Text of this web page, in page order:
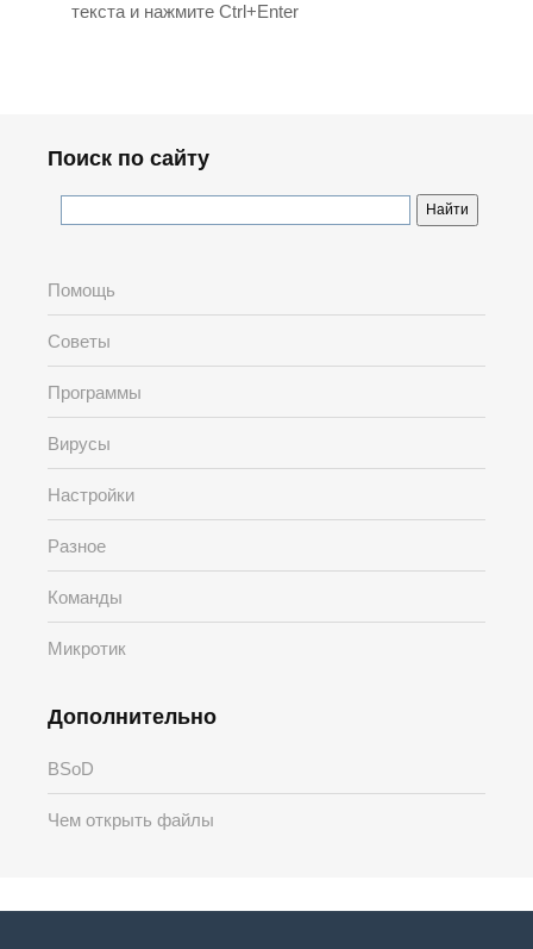
текста и нажмите Ctrl+Enter
Поиск по сайту
Помощь
Советы
Программы
Вирусы
Настройки
Разное
Команды
Микротик
Дополнительно
BSoD
Чем открыть файлы